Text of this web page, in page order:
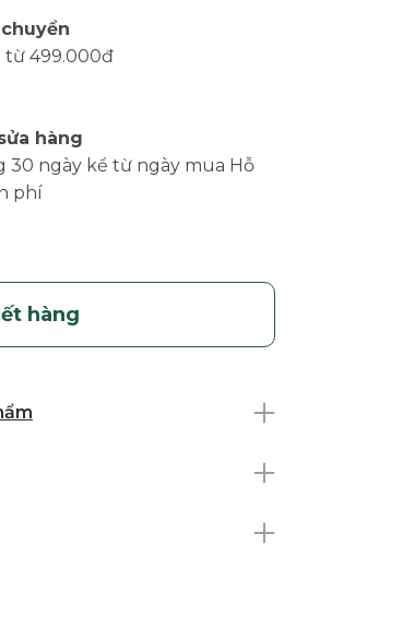
từ 499.000đ
hàng
30 ngày kể từ ngày mua Hỗ
phí
hàng